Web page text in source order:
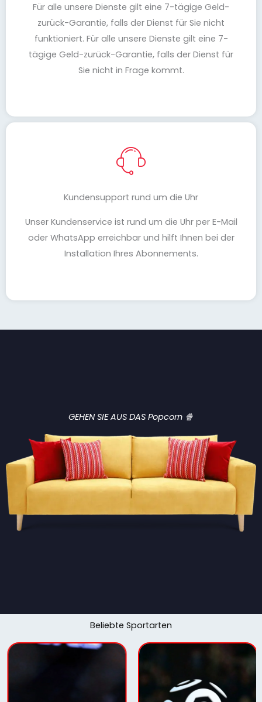
Für alle unsere Dienste gilt eine 7-tägige Geld-
zurück-Garantie, falls der Dienst für Sie nicht
funktioniert. Für alle unsere Dienste gilt eine 7-
tägige Geld-zurück-Garantie, falls der Dienst für
Sie nicht in Frage kommt.
Kundensupport rund um die Uhr
Unser Kundenservice ist rund um die Uhr per E-Mail
oder WhatsApp erreichbar und hilft Ihnen bei der
Installation Ihres Abonnements.
GEHEN SIE AUS DAS Popcorn 🍿
Beliebte Sportarten